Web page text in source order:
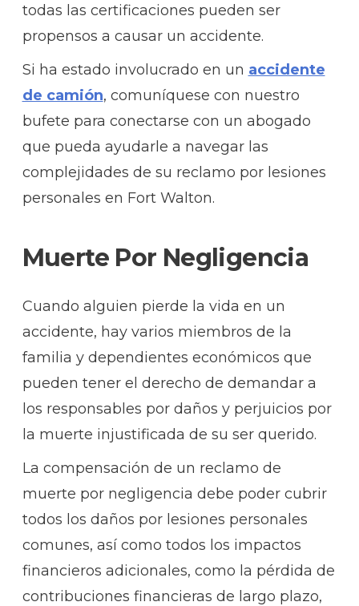
todas las certificaciones pueden ser
propensos a causar un accidente.
Si ha estado involucrado en un accidente
de camión, comuníquese con nuestro
bufete para conectarse con un abogado
que pueda ayudarle a navegar las
complejidades de su reclamo por lesiones
personales en Fort Walton.
Muerte Por Negligencia
Cuando alguien pierde la vida en un
accidente, hay varios miembros de la
familia y dependientes económicos que
pueden tener el derecho de demandar a
los responsables por daños y perjuicios por
la muerte injustificada de su ser querido.
La compensación de un reclamo de
muerte por negligencia debe poder cubrir
todos los daños por lesiones personales
comunes, así como todos los impactos
financieros adicionales, como la pérdida de
contribuciones financieras de largo plazo,